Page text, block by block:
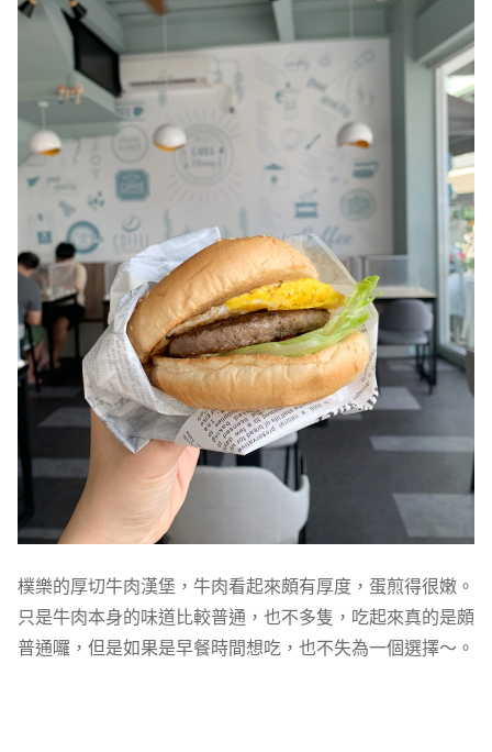
樸樂的厚切牛肉漢堡，牛肉看起來頗有厚度，蛋煎得很嫩。
只是牛肉本身的味道比較普通，也不多隻，吃起來真的是頗
普通囉，但是如果是早餐時間想吃，也不失為一個選擇～。